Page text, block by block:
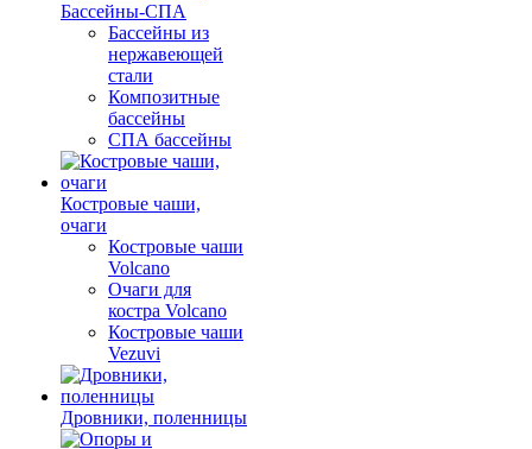
Бассейны-СПА
Бассейны из
нержавеющей
стали
Композитные
бассейны
СПА бассейны
Костровые чаши,
очаги
Костровые чаши
Volcano
Очаги для
костра Volcano
Костровые чаши
Vezuvi
Дровники, поленницы